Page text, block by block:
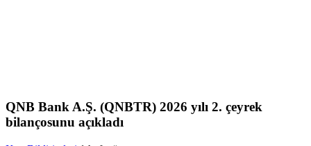
QNB Bank A.Ş. (QNBTR) 2026 yılı 2. çeyrek
bilançosunu açıkladı